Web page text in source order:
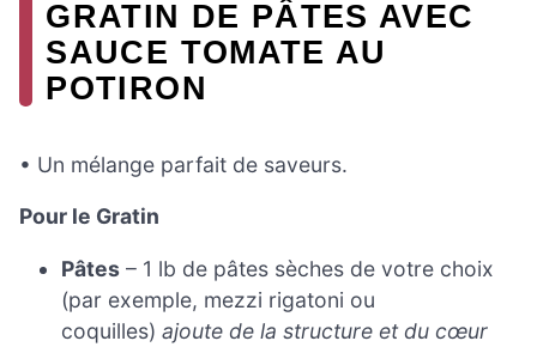
GRATIN DE PÂTES AVEC
SAUCE TOMATE AU
POTIRON
• Un mélange parfait de saveurs.
Pour le Gratin
Pâtes – 1 lb de pâtes sèches de votre choix
(par exemple, mezzi rigatoni ou
coquilles)ajoute de la structure et du cœur